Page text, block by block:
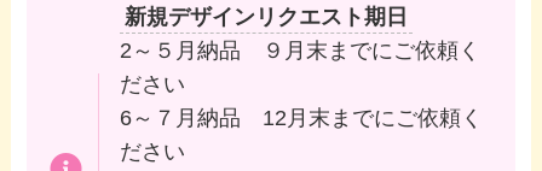
新規デザインリクエスト期日
2～５月納品 ９月末までにご依頼く
ださい
6～７月納品 12月末までにご依頼く
ださい